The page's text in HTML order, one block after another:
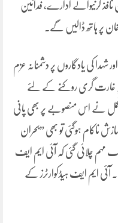
کرنیوالے ادارے، فدائین
پر ہاتھ ڈالیں گے۔
شہدا کی یادگاروں پر دشمنانہ عزم
یہ غارت گری روکنے کے لئے
نے اس منصوبے پر بھی پانی
ناکام ہوگئی تو بھی ”بحران
مہم چلائی گئی کہ آئی ایم ایف
آئی ایم ایف ہیڈکوارٹرز کے